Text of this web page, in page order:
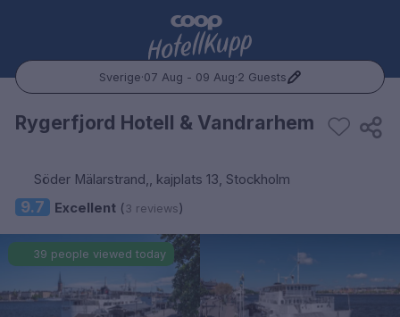
Sverige·07 Aug - 09 Aug·2 Guests
Popular Destinations:
Bergen
Trondheim
Rygerfjord Hotell & Vandrarhem
Söder Mälarstrand,, kajplats 13, Stockholm
9.7 Excellent(3 reviews)
39 people viewed today